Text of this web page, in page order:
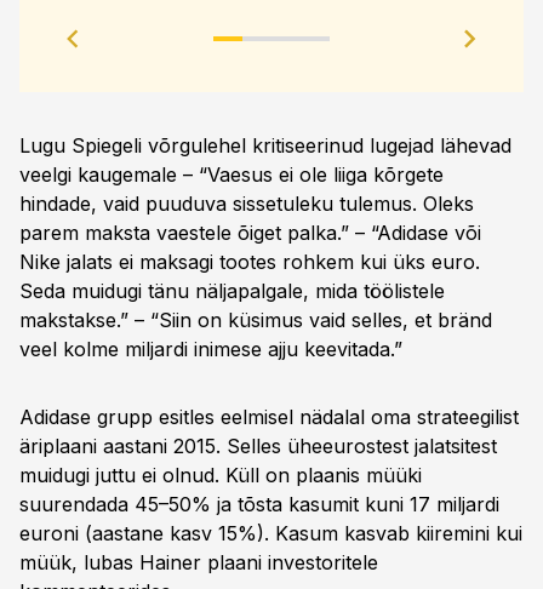
Lugu Spiegeli võrgulehel kritiseerinud lugejad lähevad
veelgi kaugemale – “Vaesus ei ole liiga kõrgete
hindade, vaid puuduva sissetuleku tulemus. Oleks
parem maksta vaestele õiget palka.” – “Adidase või
Nike jalats ei maksagi tootes rohkem kui üks euro.
Seda muidugi tänu näljapalgale, mida töölistele
makstakse.” – “Siin on küsimus vaid selles, et bränd
veel kolme miljardi inimese ajju keevitada.”
Adidase grupp esitles eelmisel nädalal oma strateegilist
äriplaani aastani 2015. Selles üheeurostest jalatsitest
muidugi juttu ei olnud. Küll on plaanis müüki
suurendada 45–50% ja tõsta kasumit kuni 17 miljardi
euroni (aastane kasv 15%). Kasum kasvab kiiremini kui
müük, lubas Hainer plaani investoritele